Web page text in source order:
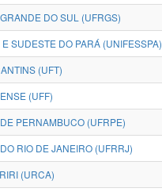
DO SUL (UFRGS)
SUDESTE DO PARÁ (UNIFESSPA)
(UFT)
(UFF)
PERNAMBUCO (UFRPE)
RIO DE JANEIRO (UFRRJ)
(URCA)